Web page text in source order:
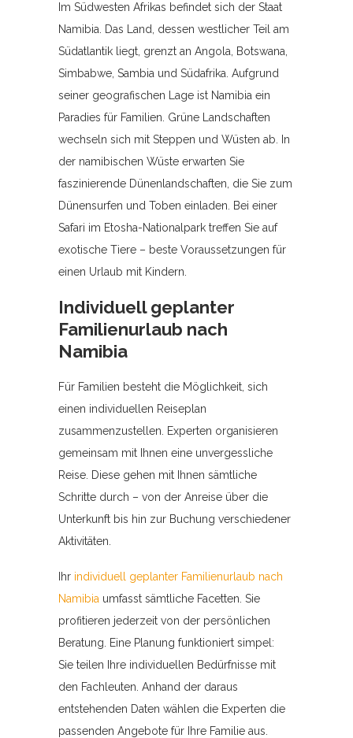
Im Südwesten Afrikas befindet sich der Staat
Namibia. Das Land, dessen westlicher Teil am
Südatlantik liegt, grenzt an Angola, Botswana,
Simbabwe, Sambia und Südafrika. Aufgrund
seiner geografischen Lage ist Namibia ein
Paradies für Familien. Grüne Landschaften
wechseln sich mit Steppen und Wüsten ab. In
der namibischen Wüste erwarten Sie
faszinierende Dünenlandschaften, die Sie zum
Dünensurfen und Toben einladen. Bei einer
Safari im Etosha-Nationalpark treffen Sie auf
exotische Tiere – beste Voraussetzungen für
einen Urlaub mit Kindern.
Individuell geplanter
Familienurlaub nach
Namibia
Für Familien besteht die Möglichkeit, sich
einen individuellen Reiseplan
zusammenzustellen. Experten organisieren
gemeinsam mit Ihnen eine unvergessliche
Reise. Diese gehen mit Ihnen sämtliche
Schritte durch – von der Anreise über die
Unterkunft bis hin zur Buchung verschiedener
Aktivitäten.
Ihr individuell geplanter Familienurlaub nach
Namibia umfasst sämtliche Facetten. Sie
profitieren jederzeit von der persönlichen
Beratung. Eine Planung funktioniert simpel:
Sie teilen Ihre individuellen Bedürfnisse mit
den Fachleuten. Anhand der daraus
entstehenden Daten wählen die Experten die
passenden Angebote für Ihre Familie aus.